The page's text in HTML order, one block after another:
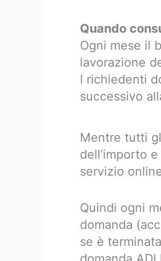
Quando
Ogni mese il
lavorazione
I richiedenti
successivo
Mentre tutti
dell’importo
servizio
Quindi ogni
domanda
se è